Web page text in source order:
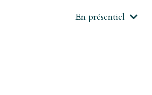
En présentiel